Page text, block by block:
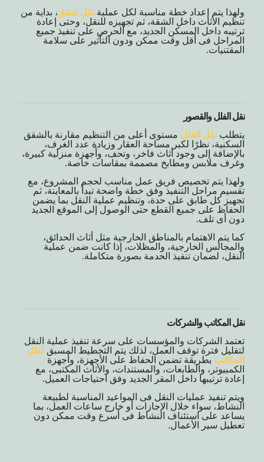
ولهذا يتم إعداد خطة مناسبة لكل عملية نقل شقق، بداية من
تنظيم الأثاث داخل الشقة، ثم تجهيزه للنقل، وحتى إعادة
ترتيبه داخل المسكن الجديد، مع الحرص على تنفيذ جميع
المراحل فى أقل وقت ممكن ودون التأثير على سلامة
المقتنيات.
نقل الفلل والقصور
يتطلب نقل الفلل مستوى أعلى من التنظيم مقارنة بالشقق
السكنية، نظرًا لكبر مساحة العقار وزيادة عدد الغرف،
بالإضافة إلى وجود أثاث فاخر، وتحف، وأجهزة منزلية كبيرة،
وغرف ملابس ومطابخ مصممة بمقاسات خاصة.
ولهذا يتم تخصيص فريق عمل مناسب لحجم المشروع، مع
تقسيم مراحل التنفيذ وفق خطة واضحة تبدأ بالمعاينة، ثم
تجهيز كل طابق على حدة، وتنظيم عملية النقل بما يضمن
الحفاظ على جميع القطع حتى الوصول إلى الموقع الجديد
دون أى تلف.
كما يتم الاهتمام بالمناطق الخارجية مثل أثاث الحدائق،
والمجالس الخارجية، والمظلات، إذا كانت ضمن عملية
النقل، لضمان تنفيذ الخدمة بصورة متكاملة.
نقل المكاتب والشركات
تعتمد الشركات والمؤسسات على سرعة تنفيذ عملية النقل
لتقليل فترة توقف العمل، لذلك يتم التخطيط المسبق لنقل
المكاتب بطريقة تضمن الحفاظ على الأجهزة، وأجهزة
الكمبيوتر، والطابعات، والمستندات، والأثاث المكتبى، مع
إعادة ترتيبها داخل المقر الجديد وفق احتياجات العميل.
ويتم تنفيذ عمليات النقل فى المواعيد المناسبة لطبيعة
النشاط، سواء خلال الإجازات أو خارج ساعات العمل، بما
يساعد على استئناف النشاط فى أسرع وقت ممكن دون
تعطيل سير الأعمال.